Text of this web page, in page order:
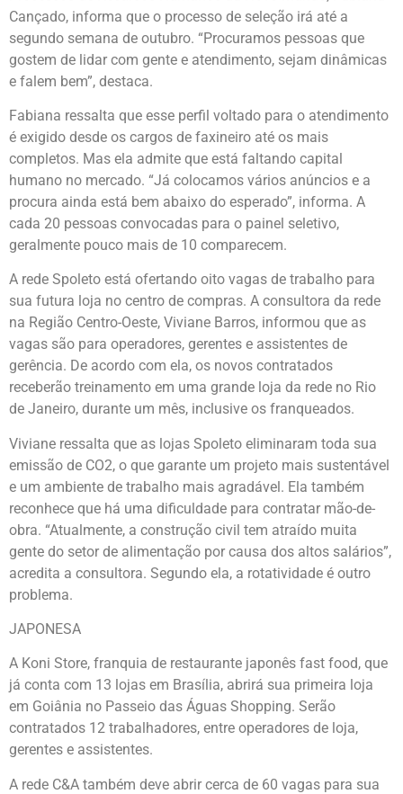
Cançado, informa que o processo de seleção irá até a
segundo semana de outubro. “Procuramos pessoas que
gostem de lidar com gente e atendimento, sejam dinâmicas
e falem bem”, destaca.
Fabiana ressalta que esse perfil voltado para o atendimento
é exigido desde os cargos de faxineiro até os mais
completos. Mas ela admite que está faltando capital
humano no mercado. “Já colocamos vários anúncios e a
procura ainda está bem abaixo do esperado”, informa. A
cada 20 pessoas convocadas para o painel seletivo,
geralmente pouco mais de 10 comparecem.
A rede Spoleto está ofertando oito vagas de trabalho para
sua futura loja no centro de compras. A consultora da rede
na Região Centro-Oeste, Viviane Barros, informou que as
vagas são para operadores, gerentes e assistentes de
gerência. De acordo com ela, os novos contratados
receberão treinamento em uma grande loja da rede no Rio
de Janeiro, durante um mês, inclusive os franqueados.
Viviane ressalta que as lojas Spoleto eliminaram toda sua
emissão de CO2, o que garante um projeto mais sustentável
e um ambiente de trabalho mais agradável. Ela também
reconhece que há uma dificuldade para contratar mão-de-
obra. “Atualmente, a construção civil tem atraído muita
gente do setor de alimentação por causa dos altos salários”,
acredita a consultora. Segundo ela, a rotatividade é outro
problema.
JAPONESA
A Koni Store, franquia de restaurante japonês fast food, que
já conta com 13 lojas em Brasília, abrirá sua primeira loja
em Goiânia no Passeio das Águas Shopping. Serão
contratados 12 trabalhadores, entre operadores de loja,
gerentes e assistentes.
A rede C&A também deve abrir cerca de 60 vagas para sua